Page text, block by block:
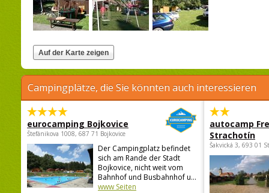
Campingplätze, die Sie könnten auch interessieren
eurocamping Bojkovice
Štefánikova 1008, 687 71 Bojkovice
Der Campingplatz befindet
sich am Rande der Stadt
Bojkovice, nicht weit vom
Bahnhof und Busbahnhof u...
www Seiten
autocamp
Strachotín
Šakvická 3, 693 01